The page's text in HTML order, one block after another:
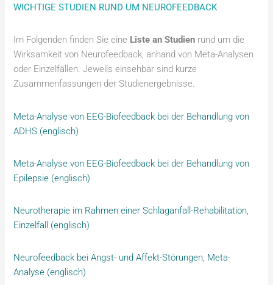
WICHTIGE STUDIEN RUND UM NEUROFEEDBACK
Im Folgenden finden Sie eine Liste an Studien rund um die
Wirksamkeit von Neurofeedback, anhand von Meta-Analysen
oder Einzelfällen. Jeweils einsehbar sind kurze
Zusammenfassungen der Studienergebnisse.
Meta-Analyse von EEG-Biofeedback bei der Behandlung von
ADHS (englisch)
Meta-Analyse von EEG-Biofeedback bei der Behandlung von
Epilepsie (englisch)
Neurotherapie im Rahmen einer Schlaganfall-Rehabilitation,
Einzelfall (englisch)
Neurofeedback bei Angst- und Affekt-Störungen, Meta-
Analyse (englisch)